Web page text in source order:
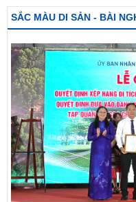
SẮC MÀU DI SẢN - BÀI